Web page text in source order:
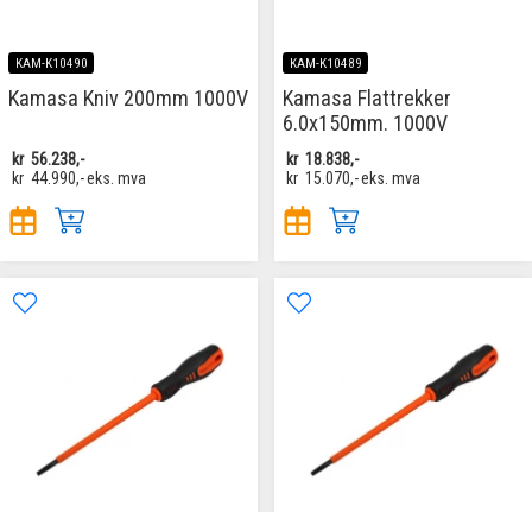
KAM-K10490
Kamasa Kniv 200mm 1000V
kr 56.238,-
kr 44.990,-eks. mva
KAM-K10489
Kamasa Flattrekker
6.0x150mm. 1000V
kr 18.838,-
kr 15.070,-eks. mva